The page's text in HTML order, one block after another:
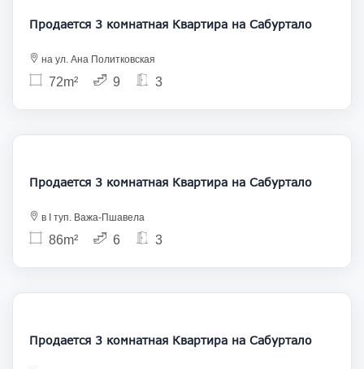
Продается 3 комнатная Квартира на Сабуртало
на ул. Ана Политковская
72m² 9 3
160 000
Продается 3 комнатная Квартира на Сабуртало
в I туп. Важа-Пшавела
86m² 6 3
138 000
Продается 3 комнатная Квартира на Сабуртало